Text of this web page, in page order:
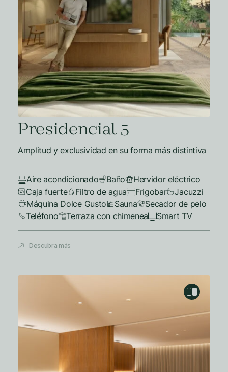
Presidencial 5
Amplitud y exclusividad en su forma más distintiva
Aire acondicionado Baño
Hervidor eléctrico
Caja fuerte
Filtro de agua Frigobar
Jacuzzi
Máquina Dolce Gusto
Sauna
Secador de pelo
Teléfono
Terraza con chimenea Smart TV
Descubra más